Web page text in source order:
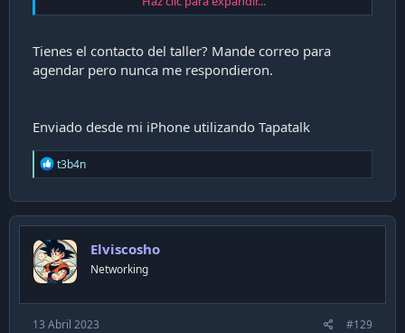
la propia marca.
Nota: Lleve un Jeep Renegade Longitude 2019 AT.
Tienes el contacto del taller? Mande correo para
agendar pero nunca me respondieron.
Enviado desde mi iPhone utilizando Tapatalk
R
e
c
t
o
n
s
t3b4n
Elviscosho
Networking
13 Abril 2023 #129